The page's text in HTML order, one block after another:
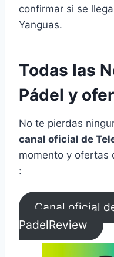
confirmar si se
Yanguas.
Todas las
Pádel y
No te pierdas
canal oficial de
momento y ofertas
:
Canal oficial
PadelReview